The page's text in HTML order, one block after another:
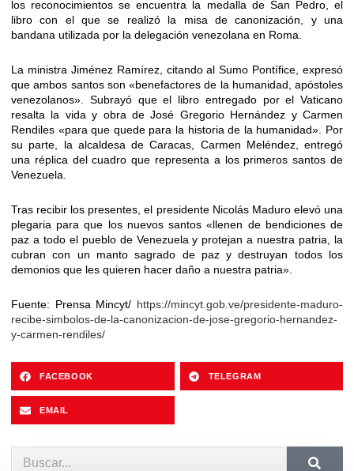
los reconocimientos se encuentra la medalla de San Pedro, el
libro con el que se realizó la misa de canonización, y una
bandana utilizada por la delegación venezolana en Roma.
La ministra Jiménez Ramírez, citando al Sumo Pontífice, expresó
que ambos santos son «benefactores de la humanidad, apóstoles
venezolanos». Subrayó que el libro entregado por el Vaticano
resalta la vida y obra de José Gregorio Hernández y Carmen
Rendiles «para que quede para la historia de la humanidad». Por
su parte, la alcaldesa de Caracas, Carmen Meléndez, entregó
una réplica del cuadro que representa a los primeros santos de
Venezuela.
Tras recibir los presentes, el presidente Nicolás Maduro elevó una
plegaria para que los nuevos santos «llenen de bendiciones de
paz a todo el pueblo de Venezuela y protejan a nuestra patria, la
cubran con un manto sagrado de paz y destruyan todos los
demonios que les quieren hacer daño a nuestra patria».
Fuente: Prensa Mincyt/ https://mincyt.gob.ve/presidente-maduro-
recibe-simbolos-de-la-canonizacion-de-jose-gregorio-hernandez-
y-carmen-rendiles/
FACEBOOK TELEGRAM
EMAIL